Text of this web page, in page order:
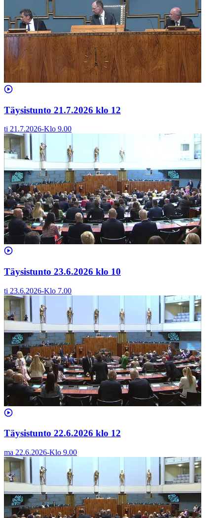
Täysistunto 21.7.2026 klo 12
ti 21.7.2026-Klo 9.00
Täysistunto 23.6.2026 klo 10
ti 23.6.2026-Klo 7.00
Täysistunto 22.6.2026 klo 12
ma 22.6.2026-Klo 9.00